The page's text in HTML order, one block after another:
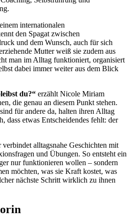
internationalen
den Spagat zwischen
und dem Wunsch, auch für sich
Mutter weiß sie zudem aus
man im Alltag funktioniert, organisiert
dabei immer weiter aus dem Blick
du?“ erzählt Nicole Miriam
die genau an diesem Punkt stehen.
für andere da, halten ihren Alltag
dass etwas Entscheidendes fehlt: der
alltagsnahe Geschichten mit
und Übungen. So entsteht ein
nur funktionieren wollen – sondern
möchten, was sie Kraft kostet, was
nächste Schritt wirklich zu ihnen